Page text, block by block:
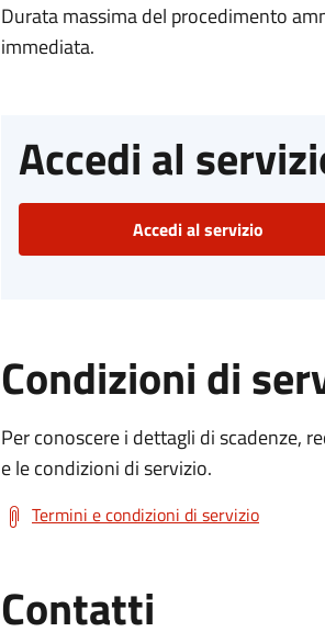
Durata massima del procedimento
immediata.
Accedi al
Accedi al servizio
Condizioni di
Per conoscere i dettagli di scadenze,
e le condizioni di servizio.
Termini e condizioni di servizio
Contatti